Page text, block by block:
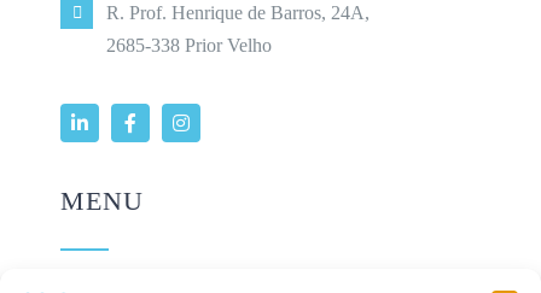
R. Prof. Henrique de Barros, 24A,
2685-338 Prior Velho
MENU